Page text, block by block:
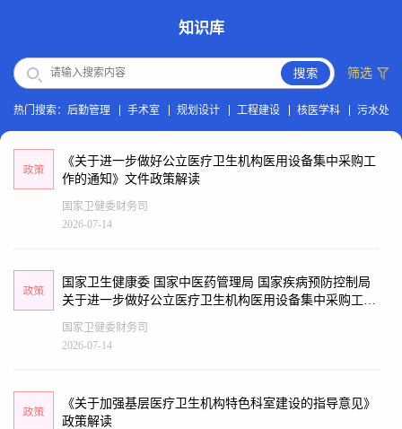
知识库
筛选
热门搜索： 后勤管理 手术室 规划设计 工程建设 核医学科 污水处理
《关于进一步做好公立医疗卫生机构医用设备集中采购工
作的通知》文件政策解读
国家卫健委财务司
2026-07-14
国家卫生健康委 国家中医药管理局 国家疾病预防控制局
关于进一步做好公立医疗卫生机构医用设备集中采购工作
的通知
国家卫健委财务司
2026-07-14
《关于加强基层医疗卫生机构特色科室建设的指导意见》
政策解读